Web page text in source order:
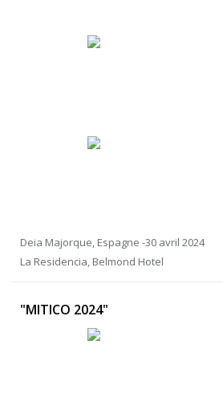
Deia Majorque, Espagne -30 avril 2024
La Residencia, Belmond Hotel
"MITICO 2024"